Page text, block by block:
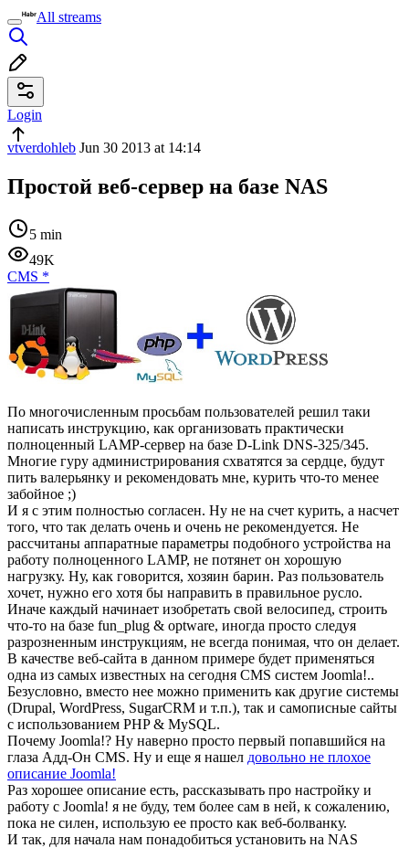
All streams
Login
vtverdohleb Jun 30 2013 at 14:14
Простой веб-сервер на базе NAS
5 min
49K
CMS *
По многочисленным просьбам пользователей решил таки
написать инструкцию, как организовать практически
полноценный LAMP-сервер на базе D-Link DNS-325/345.
Многие гуру администрирования схватятся за сердце, будут
пить валерьянку и рекомендовать мне, курить что-то менее
забойное ;)
И я с этим полностью согласен. Ну не на счет курить, а насчет
того, что так делать очень и очень не рекомендуется. Не
рассчитаны аппаратные параметры подобного устройства на
работу полноценного LAMP, не потянет он хорошую
нагрузку. Ну, как говорится, хозяин барин. Раз пользователь
хочет, нужно его хотя бы направить в правильное русло.
Иначе каждый начинает изобретать свой велосипед, строить
что-то на базе fun_plug & optware, иногда просто следуя
разрозненным инструкциям, не всегда понимая, что он делает.
В качестве веб-сайта в данном примере будет применяться
одна из самых известных на сегодня CMS систем Joomla!..
Безусловно, вместо нее можно применить как другие системы
(Drupal, WordPress, SugarCRM и т.п.), так и самописные сайты
с использованием PHP & MySQL.
Почему Joomla!? Ну наверно просто первый попавшийся на
глаза Адд-Он CMS. Ну и еще я нашел довольно не плохое
описание Joomla!
Раз хорошее описание есть, рассказывать про настройку и
работу с Joomla! я не буду, тем более сам в ней, к сожалению,
пока не силен, использую ее просто как веб-болванку.
И так, для начала нам понадобиться установить на NAS